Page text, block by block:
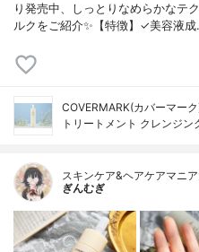
り発売中、しっとりなめらかなテ
ルクをご紹介✨【特徴】✓美容液
COVERMARK(カバーマー
トリートメント クレンジン
スキンケア&ヘアケアマニ
ぎんむぎ